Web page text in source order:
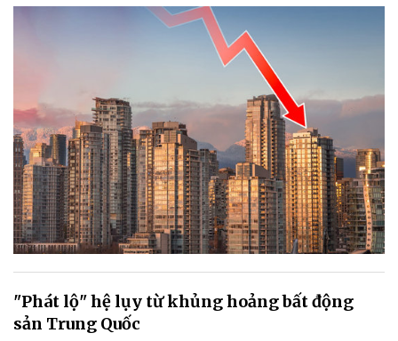
"Phát lộ" hệ lụy từ khủng hoảng bất động
sản Trung Quốc